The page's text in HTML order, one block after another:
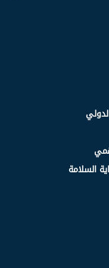
السلامة